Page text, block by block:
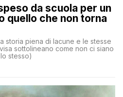
da scuola per un
quello che non torna
storia piena di lacune e le stesse
sottolineano come non ci siano
stesso)